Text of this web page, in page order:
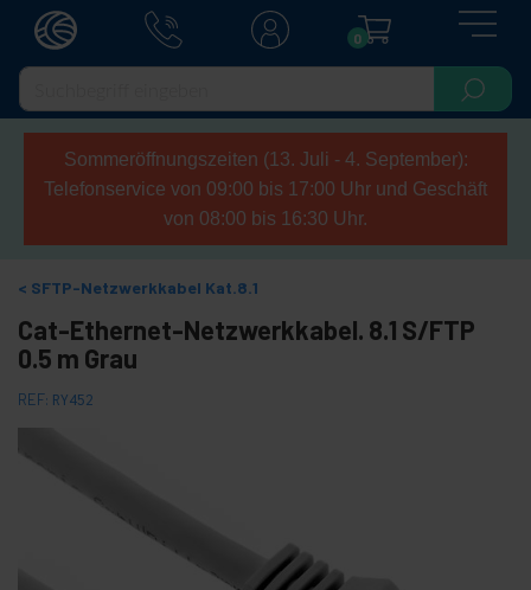
0
Sommeröffnungszeiten (13. Juli - 4. September):
Telefonservice von 09:00 bis 17:00 Uhr und Geschäft
von 08:00 bis 16:30 Uhr.
SFTP-Netzwerkkabel Kat.8.1
Cat-Ethernet-Netzwerkkabel. 8.1 S/FTP
0.5 m Grau
REF: RY452